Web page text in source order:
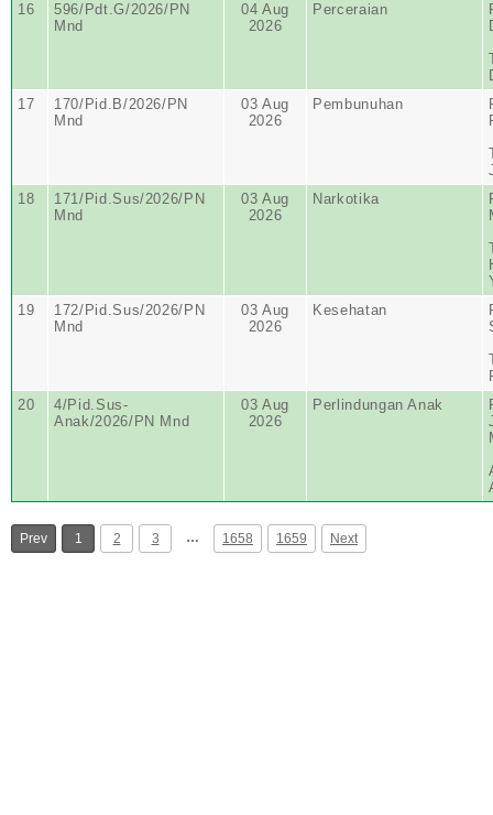
16
596/Pdt.G/2026/PN
Mnd
04 Aug
2026
Perceraian
17
170/Pid.B/2026/PN
Mnd
03 Aug
2026
Pembunuhan
18
171/Pid.Sus/2026/PN
Mnd
03 Aug
2026
Narkotika
19
172/Pid.Sus/2026/PN
Mnd
03 Aug
2026
Kesehatan
20
4/Pid.Sus-
Anak/2026/PN Mnd
03 Aug
2026
Perlindungan Anak
Prev 1 2 3 … 1658 1659 Next